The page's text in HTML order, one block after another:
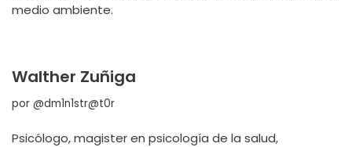
medio ambiente.
Walther Zuñiga
por @dm1n1str@t0r
Psicólogo, magister en psicología de la salud,